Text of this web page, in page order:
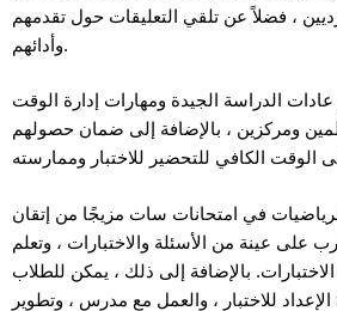
، فضلاً عن تلقي التعليقات حول تقدمهم
وأدائهم.
الدراسة الجيدة ومهارات إدارة الوقت
ومركزين ، بالإضافة إلى ضمان حصولهم
في امتحانات سات مزيجًا من إتقان
على عينة من الأسئلة والاختبارات ، وتعلم
بالإضافة إلى ذلك ، يمكن للطلاب
للاختبار ، والعمل مع مدرس ، وتطوير